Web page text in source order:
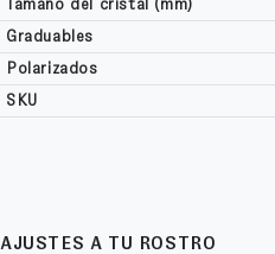
Tamaño del cristal (mm)
Graduables
Polarizados
SKU
AJUSTES A TU ROSTRO